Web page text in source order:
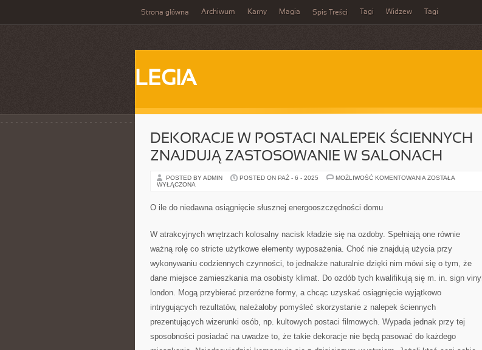
Strona główna Archiwum Karny Magia Spis Treści Tagi Widzew Tagi
LEGIA
DEKORACJE W POSTACI NALEPEK ŚCIENNYCH
ZNAJDUJĄ ZASTOSOWANIE W SALONACH
POSTED BY ADMIN POSTED ON PAŹ - 6 - 2025 MOŻLIWOŚĆ KOMENTOWANIA DEKORACJE
SALONACH
ZOSTAŁA
WYŁĄCZONA
O ile do niedawna osiągnięcie słusznej energooszczędności domu
W atrakcyjnych wnętrzach kolosalny nacisk kładzie się na ozdoby. Spełniają one równie
ważną rolę co stricte użytkowe elementy wyposażenia. Choć nie znajdują użycia przy
wykonywaniu codziennych czynności, to jednakże naturalnie dzięki nim mówi się o tym, że
dane miejsce zamieszkania ma osobisty klimat. Do ozdób tych kwalifikują się m. in. sign vinyl
london. Mogą przybierać przeróżne formy, a chcąc uzyskać osiągnięcie wyjątkowo
intrygujących rezultatów, należałoby pomyśleć skorzystanie z nalepek ściennych
prezentujących wizerunki osób, np. kultowych postaci filmowych. Wypada jednak przy tej
sposobności posiadać na uwadze to, że takie dekoracje nie będą pasować do każdego